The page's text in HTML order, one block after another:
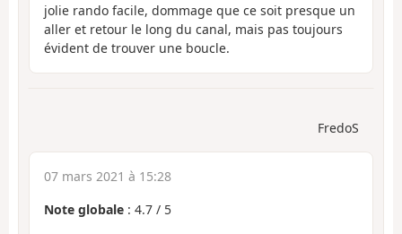
jolie rando facile, dommage que ce soit presque un
aller et retour le long du canal, mais pas toujours
évident de trouver une boucle.
FredoS
07 mars 2021 à 15:28
Note globale : 4.7 / 5